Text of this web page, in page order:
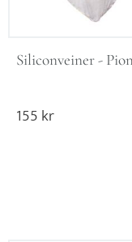
Siliconveiner - Pion
155kr